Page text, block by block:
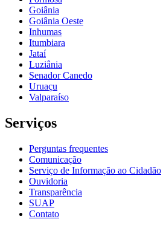
Goiânia
Goiânia Oeste
Inhumas
Itumbiara
Jataí
Luziânia
Senador Canedo
Uruaçu
Valparaíso
Serviços
Perguntas frequentes
Comunicação
Serviço de Informação ao Cidadão
Ouvidoria
Transparência
SUAP
Contato